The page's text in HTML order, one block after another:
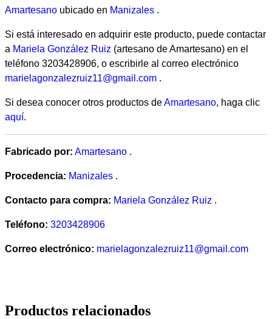
Amartesano ubicado en Manizales .
Si está interesado en adquirir este producto, puede contactar
a Mariela González Ruiz (artesano de Amartesano) en el
teléfono 3203428906, o escribirle al correo electrónico
marielagonzalezruiz11@gmail.com .
Si desea conocer otros productos deAmartesano, haga clic
aquí.
Fabricado por: Amartesano .
Procedencia: Manizales .
Contacto para compra: Mariela González Ruiz .
Teléfono: 3203428906
Correo electrónico: marielagonzalezruiz11@gmail.com
Productos relacionados